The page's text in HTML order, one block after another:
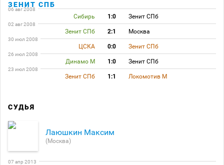
ЗЕНИТ СПБ
06 авг 2008
Сибирь 1:0 Зенит СПб
02 авг 2008
Зенит СПб 2:1 Москва
30 июл 2008
ЦСКА 0:0 Зенит СПб
26 июл 2008
Динамо М 1:0 Зенит СПб
23 июл 2008
Зенит СПб 1:1 Локомотив М
СУДЬЯ
Лаюшкин Максим
(Москва)
07 апр 2013